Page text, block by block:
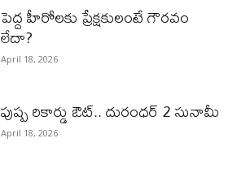
పెద్ద హీరోల‌కు ప్రేక్ష‌కులంటే గౌర‌వం
లేదా?
April 18, 2026
పుష్ప రికార్డు ఔట్‌.. దురంధ‌ర్ 2 సునామీ
April 18, 2026